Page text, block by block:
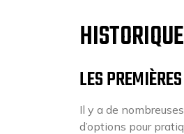
LES
Il y a de
d’options pour